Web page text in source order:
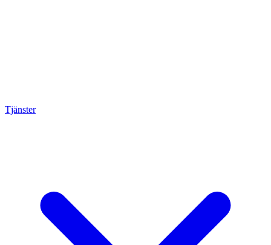
Tjänster